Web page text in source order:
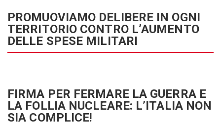
PROMUOVIAMO DELIBERE IN OGNI
TERRITORIO CONTRO L’AUMENTO
DELLE SPESE MILITARI
FIRMA PER FERMARE LA GUERRA E
LA FOLLIA NUCLEARE: L’ITALIA NON
SIA COMPLICE!